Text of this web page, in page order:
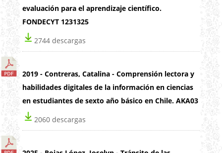
evaluación para el aprendizaje científico.
FONDECYT 1231325
2744 descargas
2019 - Contreras, Catalina - Comprensión lectora y
habilidades digitales de la información en ciencias
en estudiantes de sexto año básico en Chile. AKA03
2060 descargas